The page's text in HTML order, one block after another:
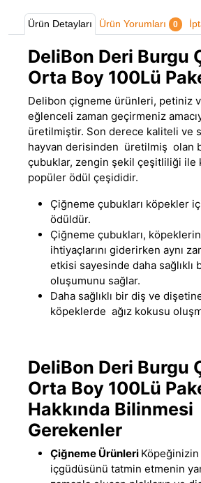
Ürün Detayları Ürün Yorumları 0
DeliBon Deri Burgu
Orta Boy 100Lü
Delibon çigneme ürünleri, petiniz
eğlenceli zaman geçirmeniz
üretilmiştir. Son derece kaliteli ve
hayvan derisinden üretilmiş olan
çubuklar, zengin şekil çeşitliliği ile
popüler ödül çeşididir.
Çiğneme çubukları köpekler
ödüldür.
Çiğneme çubukları,
ihtiyaçlarını giderirken aynı
etkisi sayesinde daha sağlıklı
oluşumunu sağlar.
Daha sağlıklı bir diş ve
köpeklerde ağız kokusu
DeliBon Deri Burgu
Orta Boy 100Lü
Hakkında Bilinmesi
Gerekenler
Çiğneme Ürünleri
içgüdüsünü tatmin etmenin